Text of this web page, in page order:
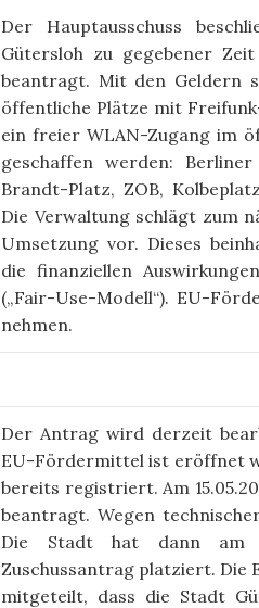
Der Hauptausschuss
Gütersloh zu gegebener
beantragt. Mit den Geldern
öffentliche Plätze mit
ein freier WLAN-Zugang im
ge­schaffen werden:
Brandt-Platz, ZOB,
Die Ver­walt­ung schlägt zum
Umsetzung vor. Die­ses
die finan­ziellen
(„Fair-Use-Modell“). EU-
nehmen.
Der Antrag wird derzeit
EU-Fördermittel ist eröffnet
bereits registriert. Am
beantragt. Wegen
Die Stadt hat dann am
Zuschussantrag platziert. Die
mitgeteilt, dass die Stadt